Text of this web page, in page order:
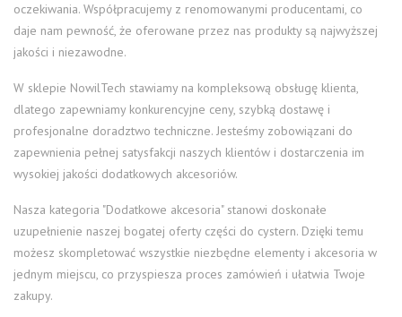
oczekiwania. Współpracujemy z renomowanymi producentami, co
daje nam pewność, że oferowane przez nas produkty są najwyższej
jakości i niezawodne.
W sklepie NowilTech stawiamy na kompleksową obsługę klienta,
dlatego zapewniamy konkurencyjne ceny, szybką dostawę i
profesjonalne doradztwo techniczne. Jesteśmy zobowiązani do
zapewnienia pełnej satysfakcji naszych klientów i dostarczenia im
wysokiej jakości dodatkowych akcesoriów.
Nasza kategoria "Dodatkowe akcesoria" stanowi doskonałe
uzupełnienie naszej bogatej oferty części do cystern. Dzięki temu
możesz skompletować wszystkie niezbędne elementy i akcesoria w
jednym miejscu, co przyspiesza proces zamówień i ułatwia Twoje
zakupy.